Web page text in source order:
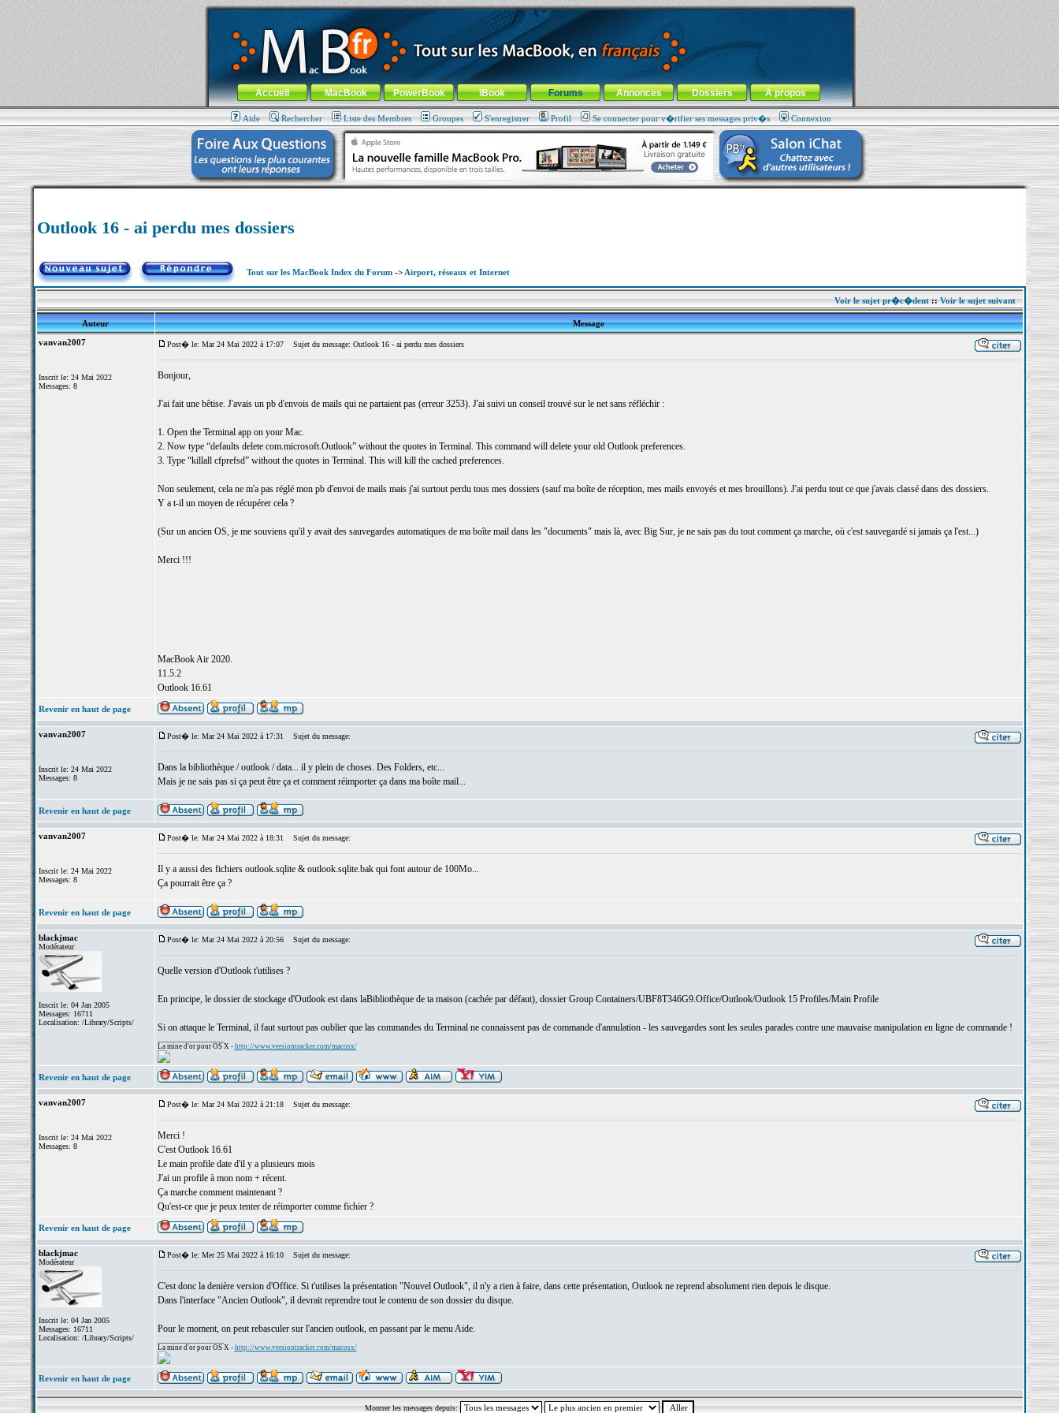
MacBook-fr.com : 100% Apple... 100% nomade !
Aller au contenu-Aller au menu général-Aller au menu de la rubrique
Menu général
Accueil MacBook PowerBook iBook Forums Annonces Dossiers À propos
Aide Rechercher Liste des Membres Groupes S'enregistrer Profil Se connecter pour v�rifier ses messages priv�s Connexion
Outlook 16 - ai perdu mes dossiers
Tout sur les MacBook Index du Forum-> Airport, réseaux et Internet
Voir le sujet pr�c�dent::Voir le sujet suivant
Auteur
Message
vanvan2007
Inscrit le: 24 Mai 2022
Messages: 8
Post� le: Mar 24 Mai 2022 à 17:07 Sujet du message: Outlook 16 - ai perdu mes dossiers
Bonjour,
J'ai fait une bêtise. J'avais un pb d'envois de mails qui ne partaient pas (erreur 3253). J'ai suivi un conseil trouvé sur le net sans réfléchir :
1. Open the Terminal app on your Mac.
2. Now type “defaults delete com.microsoft.Outlook” without the quotes in Terminal. This command will delete your old Outlook preferences.
3. Type “killall cfprefsd” without the quotes in Terminal. This will kill the cached preferences.
Non seulement, cela ne m'a pas réglé mon pb d'envoi de mails mais j'ai surtout perdu tous mes dossiers (sauf ma boîte de réception, mes mails envoyés et mes brouillons). J'ai perdu tout ce que j'avais classé dans des dossiers.
Y a t-il un moyen de récupérer cela ?
(Sur un ancien OS, je me souviens qu'il y avait des sauvegardes automatiques de ma boîte mail dans les "documents" mais là, avec Big Sur, je ne sais pas du tout comment ça marche, où c'est sauvegardé si jamais ça l'est...)
Merci !!!
MacBook Air 2020.
11.5.2
Outlook 16.61
Revenir en haut de page
vanvan2007
Inscrit le: 24 Mai 2022
Messages: 8
Post� le: Mar 24 Mai 2022 à 17:31 Sujet du message:
Dans la bibliothèque / outlook / data... il y plein de choses. Des Folders, etc...
Mais je ne sais pas si ça peut être ça et comment réimporter ça dans ma boîte mail...
Revenir en haut de page
vanvan2007
Inscrit le: 24 Mai 2022
Messages: 8
Post� le: Mar 24 Mai 2022 à 18:31 Sujet du message:
Il y a aussi des fichiers outlook.sqlite & outlook.sqlite.bak qui font autour de 100Mo...
Ça pourrait être ça ?
Revenir en haut de page
blackjmac
Modérateur
Inscrit le: 04 Jan 2005
Messages: 16711
Localisation: /Library/Scripts/
Post� le: Mar 24 Mai 2022 à 20:56 Sujet du message:
Quelle version d'Outlook t'utilises ?
En principe, le dossier de stockage d'Outlook est dans laBibliothèque de ta maison (cachée par défaut), dossier Group Containers/UBF8T346G9.Office/Outlook/Outlook 15 Profiles/Main Profile
Si on attaque le Terminal, il faut surtout pas oublier que las commandes du Terminal ne connaissent pas de commande d'annulation - les sauvegardes sont les seules parades contre une mauvaise manipulation en ligne de commande !
La mine d'or pour OS X - http://www.versiontracker.com/macosx/
Revenir en haut de page
vanvan2007
Inscrit le: 24 Mai 2022
Messages: 8
Post� le: Mar 24 Mai 2022 à 21:18 Sujet du message:
Merci !
C'est Outlook 16.61
Le main profile date d'il y a plusieurs mois
J'ai un profile à mon nom + récent.
Ça marche comment maintenant ?
Qu'est-ce que je peux tenter de réimporter comme fichier ?
Revenir en haut de page
blackjmac
Modérateur
Inscrit le: 04 Jan 2005
Messages: 16711
Localisation: /Library/Scripts/
Post� le: Mer 25 Mai 2022 à 16:10 Sujet du message:
C'est donc la denière version d'Office. Si t'utilises la présentation "Nouvel Outlook", il n'y a rien à faire, dans cette présentation, Outlook ne reprend absolument rien depuis le disque.
Dans l'interface "Ancien Outlook", il devrait reprendre tout le contenu de son dossier du disque.
Pour le moment, on peut rebasculer sur l'ancien outlook, en passant par le menu Aide.
La mine d'or pour OS X - http://www.versiontracker.com/macosx/
Revenir en haut de page
Montrer les messages depuis: